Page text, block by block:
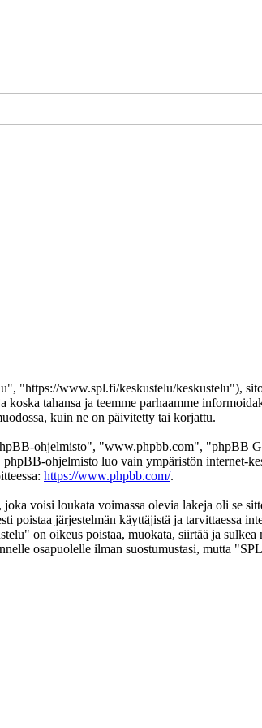
www.spl.fi/keskustelu/keskustelu"),
tahansa ja teemme parhaamme
kuin ne on päivitetty tai korjattu.
ohjelmisto", "www.phpbb.com", "phpBB
phpBB-ohjelmisto luo vain ympäristön internet-
https://www.phpbb.com/.
voisi loukata voimassa olevia lakeja oli se
järjestelmän käyttäjistä ja tarvittaessa
on oikeus poistaa, muokata, siirtää ja
osapuolelle ilman suostumustasi, mutta